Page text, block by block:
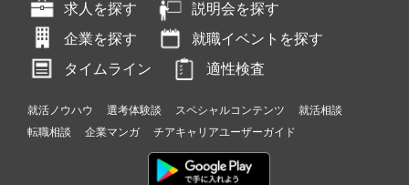
求人を探す
説明会を探す
企業を探す
就職イベントを探す
タイムライン
適性検査
就活ノウハウ 選考体験談 スペシャルコンテンツ
就活相談
転職相談
企業マンガ チアキャリアユーザーガイド